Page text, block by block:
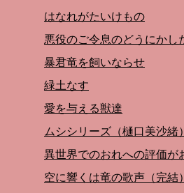
はなれがたいけもの
悪役のご令息のどうにかし
暴君竜を飼いならせ
緑土なす
愛を与える獣達
ムシシリーズ（樋口美沙緒）
異世界でのおれへの評価が
空に響くは竜の歌声（完結）